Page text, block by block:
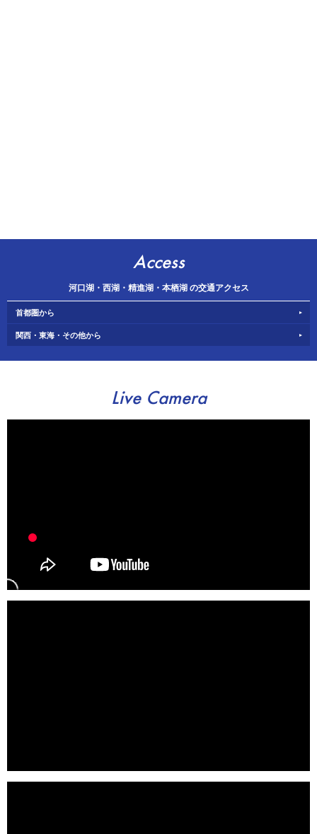
Access
河口湖・西湖・精進湖・本栖湖 の交通アクセス
首都圏から
関西・東海・その他から
Live Camera